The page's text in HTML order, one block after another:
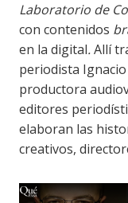
Laboratorio de
con contenidos
en la digital.Allí
periodista Ignacio
productora
editores
elaboran las
creativos,